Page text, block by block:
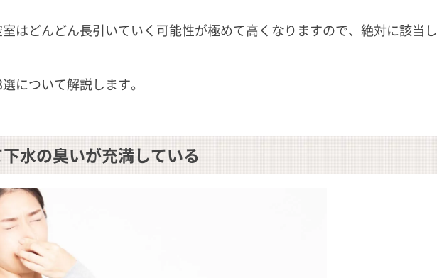
はどんどん長引いていく可能性が極めて高くなりますので、絶対に該当し
について解説します。
水の臭いが充満している